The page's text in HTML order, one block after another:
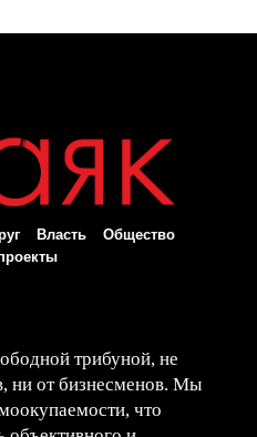
Власть
Общество
трибуной, не
ни от бизнесменов. Мы
что